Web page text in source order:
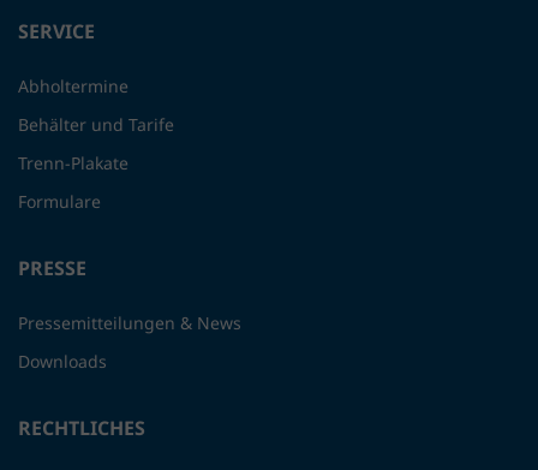
SERVICE
Abholtermine
Behälter und Tarife
Trenn-Plakate
Formulare
PRESSE
Pressemitteilungen & News
Downloads
RECHTLICHES